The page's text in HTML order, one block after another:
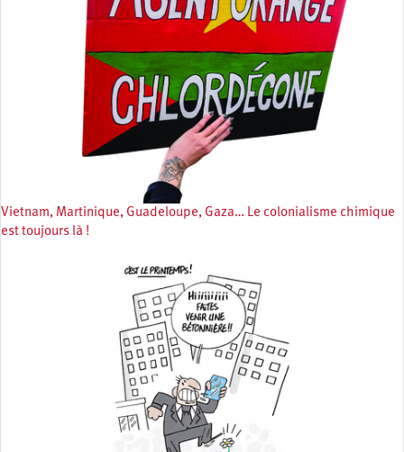
Vietnam, Martinique, Guadeloupe, Gaza… Le colonialisme chimique
est toujours là !